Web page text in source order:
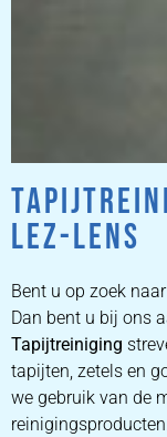
ZETEL
LEZ-LENS
Bent u op zoek
Dan bent u bij ons
Tapijtreiniging
tapijten, zetels en
we gebruik van de